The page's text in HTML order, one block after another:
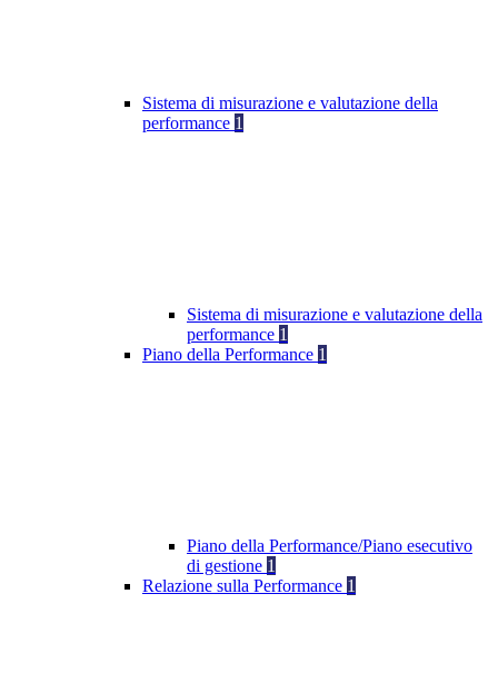
Sistema di misurazione e valutazione della
performance 1
Sistema di misurazione e valutazione della
performance 1
Piano della Performance 1
Piano della Performance/Piano esecutivo
di gestione 1
Relazione sulla Performance 1